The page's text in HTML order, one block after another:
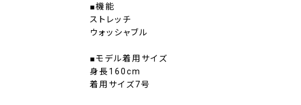
■機能
ストレッチ
ウォッシャブル
■モデル着用サイズ
身長160cm
着用サイズ7号